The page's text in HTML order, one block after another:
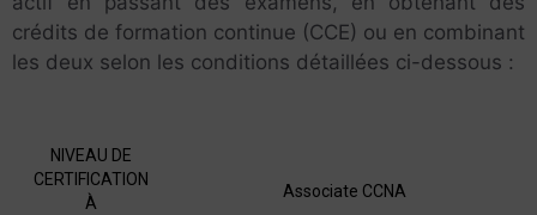
crédits de formation continue (CCE) ou en combinant
les deux selon les conditions détaillées ci-dessous :
NIVEAU DE
CERTIFICATION
À
Associate CCNA